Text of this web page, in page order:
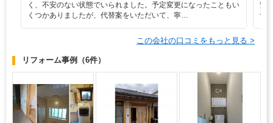
く、不安のない状態でいられました。予定変更になったこともい
くつかありましたが、代替案をいただいて、寧…
安
つ
この会社の口コミをもっと見る >
リフォーム事例 （6件）